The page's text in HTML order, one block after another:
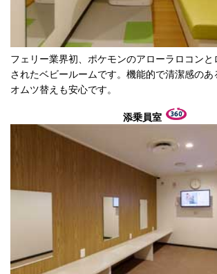
フェリー業界初、ポケモンのアローラロコンと
されたベビールームです。機能的で清潔感の
オムツ替えも安心です。
添乗員室